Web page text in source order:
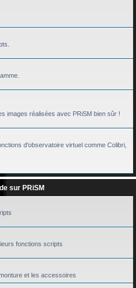
images réalisées avec PRiSM bien sûr !
d'observatoire virtuel comme Colibri,
sur PRiSM
fonctions scripts
et les accessoires